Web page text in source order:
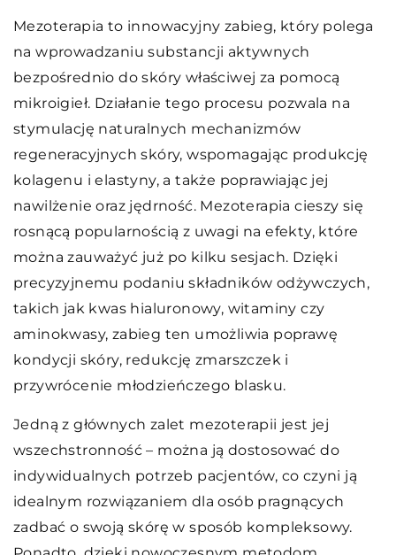
Mezoterapia to innowacyjny zabieg, który polega
na wprowadzaniu substancji aktywnych
bezpośrednio do skóry właściwej za pomocą
mikroigieł. Działanie tego procesu pozwala na
stymulację naturalnych mechanizmów
regeneracyjnych skóry, wspomagając produkcję
kolagenu i elastyny, a także poprawiając jej
nawilżenie oraz jędrność. Mezoterapia cieszy się
rosnącą popularnością z uwagi na efekty, które
można zauważyć już po kilku sesjach. Dzięki
precyzyjnemu podaniu składników odżywczych,
takich jak kwas hialuronowy, witaminy czy
aminokwasy, zabieg ten umożliwia poprawę
kondycji skóry, redukcję zmarszczek i
przywrócenie młodzieńczego blasku.
Jedną z głównych zalet mezoterapii jest jej
wszechstronność – można ją dostosować do
indywidualnych potrzeb pacjentów, co czyni ją
idealnym rozwiązaniem dla osób pragnących
zadbać o swoją skórę w sposób kompleksowy.